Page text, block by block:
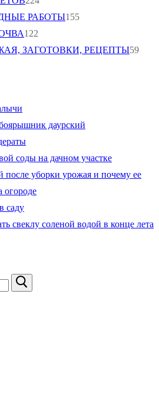
РАБОТЫ155
122
ЗАГОТОВКИ, РЕЦЕПТЫ59
даурский
соды на дачном участке
после уборки урожая и почему ее
огороде
саду
свеклу соленой водой в конце лета